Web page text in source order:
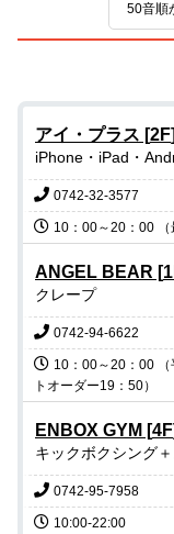
50音順
アイ・プラス [2F]
iPhone・iPad・
0742-32-3577
ANGEL BEAR [
クレープ
0742-94-6622
10：00～20：00
トオーダー19：50）
ENBOX GYM [4F
キックボクシング
0742-95-7958
10:00-22:00